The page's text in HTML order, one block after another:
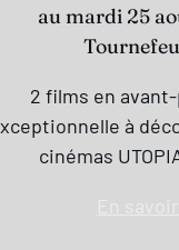
au mardi 25
2 films en
à
cinémas